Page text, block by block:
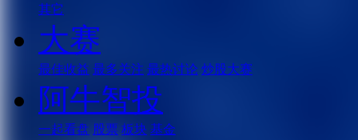
其它
大赛
最佳收益 最多关注 最热讨论 炒股大赛
阿牛智投
一起看盘 股票 板块 基金